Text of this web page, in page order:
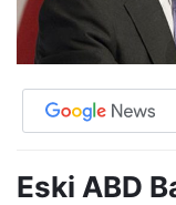
Eski ABD